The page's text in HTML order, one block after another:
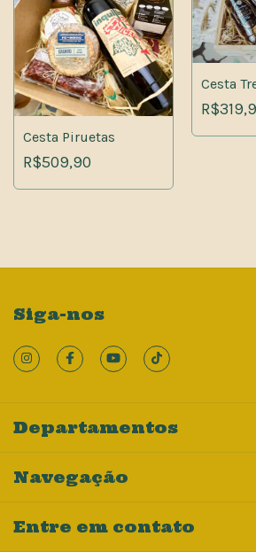
Cesta Piruetas
R$509,90
Cesta
Siga-nos
Departamentos
Navegação
Entre em contato